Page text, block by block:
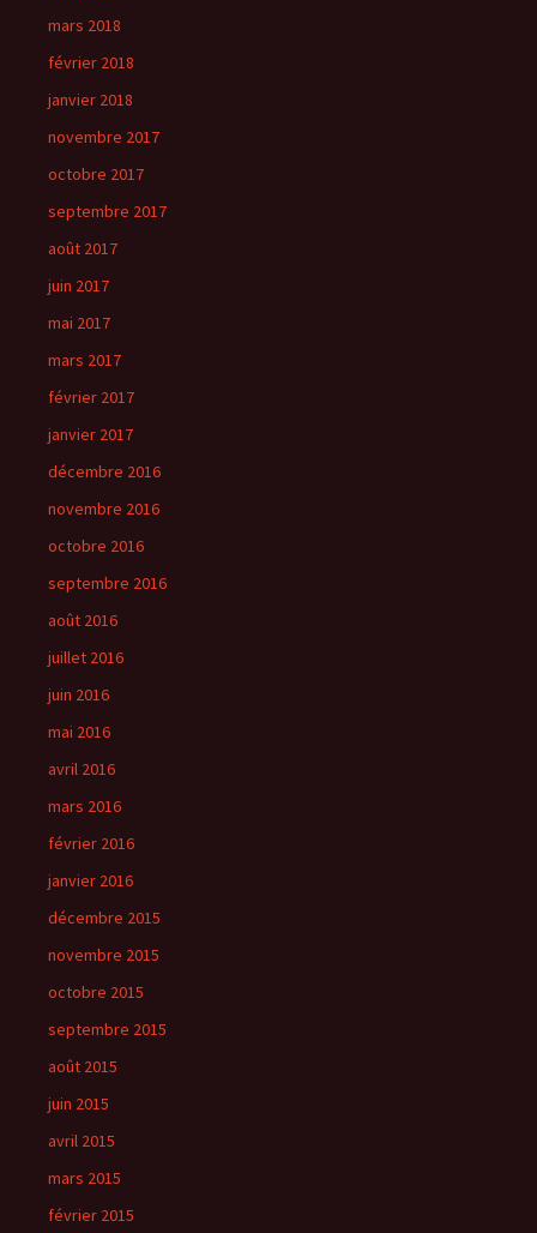
mars 2018
février 2018
janvier 2018
novembre 2017
octobre 2017
septembre 2017
août 2017
juin 2017
mai 2017
mars 2017
février 2017
janvier 2017
décembre 2016
novembre 2016
octobre 2016
septembre 2016
août 2016
juillet 2016
juin 2016
mai 2016
avril 2016
mars 2016
février 2016
janvier 2016
décembre 2015
novembre 2015
octobre 2015
septembre 2015
août 2015
juin 2015
avril 2015
mars 2015
février 2015